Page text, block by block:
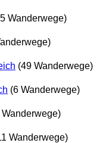
Wanderwege)
(49 Wanderwege)
(6 Wanderwege)
Wanderwege)
Wanderwege)